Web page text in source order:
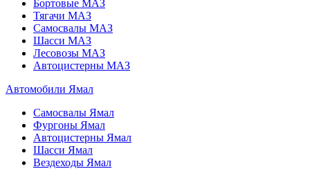
Бортовые МАЗ
Тягачи МАЗ
Самосвалы МАЗ
Шасси МАЗ
Лесовозы МАЗ
Автоцистерны МАЗ
Автомобили Ямал
Самосвалы Ямал
Фургоны Ямал
Автоцистерны Ямал
Шасси Ямал
Вездеходы Ямал